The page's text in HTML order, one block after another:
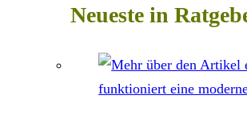
Neueste in